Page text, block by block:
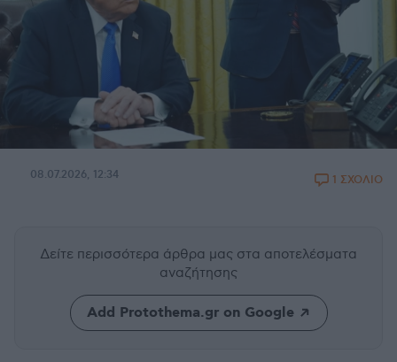
08.07.2026, 12:34 1 ΣΧΟΛΙΟ
Δείτε περισσότερα άρθρα μας στα αποτελέσματα
αναζήτησης
Add Protothema.gr on Google